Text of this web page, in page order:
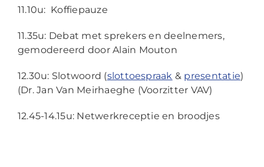
11.10u: Koffiepauze
11.35u: Debat met sprekers en deelnemers,
gemodereerd door Alain Mouton
12.30u: Slotwoord (slottoespraak & presentatie)
(Dr. Jan Van Meirhaeghe (Voorzitter VAV)
12.45-14.15u: Netwerkreceptie en broodjes